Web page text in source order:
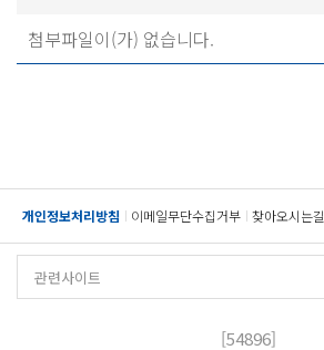
첨부파일이(가) 없습니다.
개인정보처리방침 이메일무단수집거부 찾아오시는길
[54896]